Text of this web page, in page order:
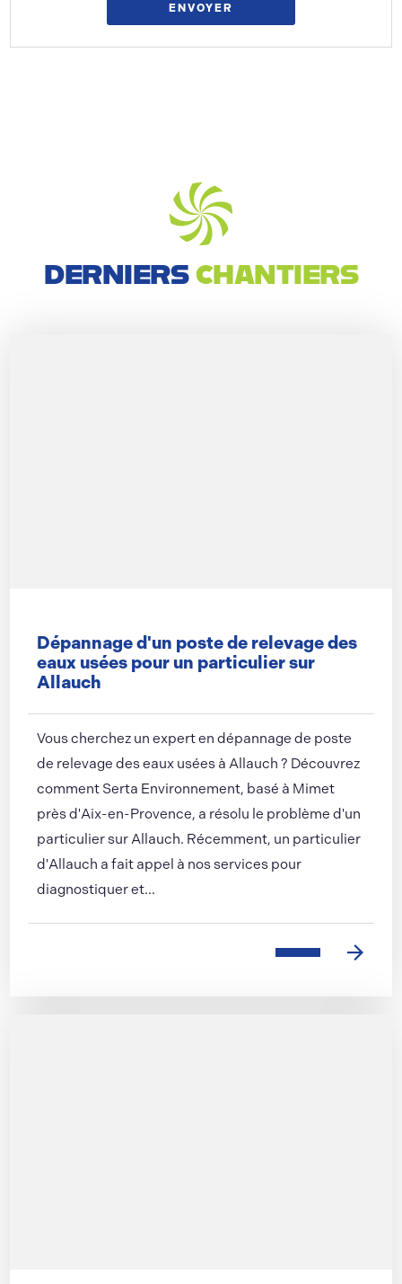
DERNIERSCHANTIERS
Dépannage d'un poste de relevage des
eaux usées pour un particulier sur
Allauch
Vous cherchez un expert en dépannage de poste
de relevage des eaux usées à Allauch ? Découvrez
comment Serta Environnement, basé à Mimet
près d'Aix-en-Provence, a résolu le problème d'un
particulier sur Allauch. Récemment, un particulier
d'Allauch a fait appel à nos services pour
diagnostiquer et...